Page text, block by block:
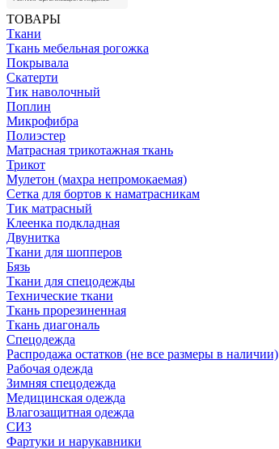
ТОВАРЫ
Ткани
Ткань мебельная рогожка
Покрывала
Скатерти
Тик наволочный
Поплин
Микрофибра
Полиэстер
Матрасная трикотажная ткань
Трикот
Мулетон (махра непромокаемая)
Сетка для бортов к наматрасникам
Тик матрасный
Клеенка подкладная
Двунитка
Ткани для шопперов
Бязь
Ткани для спецодежды
Технические ткани
Ткань прорезиненная
Ткань диагональ
Спецодежда
Распродажа остатков (не все размеры в наличии)
Рабочая одежда
Зимняя спецодежда
Медицинская одежда
Влагозащитная одежда
СИЗ
Фартуки и нарукавники